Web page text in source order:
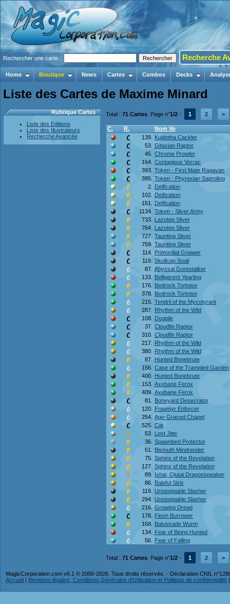
Rechercher une carte : Recherche
Home Boutique News Cartes Combos Decks
Liste des Cartes de Maxime Minard
Rubrique Cartes
Liste des Editions
Liste des Illustrateurs
Recherche Avancée
Total : 71 Cartes . Page n°1/2 - 1 2 >
C. R.
Nom Vo
139.
Kuldotha Cackler
53. Gitaxian Raptor
45. Chrome Prowler
164. Contagious Vorrac
393. Token - First Mate Ragavan
395. Token - Phyrexian Saproling
2.
Deification
102.
Deification
151.
Deification
1134. Token - Sliver Army
733.
Lazotep Sliver
764.
Lazotep Sliver
727. Taunting Sliver
759. Taunting Sliver
114.
Primordial Gnawer
119. Skullcap Snail
87. Abyssal Gorestalker
133.
Belligerent Yearling
176.
Bedrock Tortoise
378. Bedrock Tortoise
215. Tendril of the Mycotyrant
287.
Rhythm of the Wild
108.
Dogpile
37. Cloudfin Raptor
310. Cloudfin Raptor
217.
Rhythm of the Wild
380.
Rhythm of the Wild
87. Hunted Bonebrute
156. Case of the Trampled Garden
400.
Hunted Bonebrute
153. Axebane Ferox
409. Axebane Ferox
81.
Boneyard Desecrator
120.
Frogmyr Enforcer
254. Age-Graced Chapel
525. Cat
53.
Lost Jitte
36. Spawnbed Protector
51.
Bismuth Mindrender
75. Sphinx of the Revelation
127. Sphinx of the Revelation
89.
Ishai, Ojutai Dragonspeaker
86.
Baleful Strix
119.
Unstoppable Slasher
294.
Unstoppable Slasher
216. Growing Dread
178.
Flesh Burrower
168.
Balustrade Wurm
134.
Fear of Being Hunted
56.
Fear of Falling
Total : 71 Cartes . Page n°1/2 - 1 2 >
MagicCorporation.com v6.1 © 2000-2026. Tous droits réservés. - Déclaration CNIL
Accueil | Mentions légales, Conditions Générales d'Utilisation et Politique de confidentialité